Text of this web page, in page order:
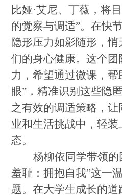
比娅·艾尼、丁薇，将
的觉察与调适”。在快
隐形压力如影随形，
们的身心健康。这个
力，希望通过微课，帮
眼”，精准识别这些隐
之有效的调适策略，
业和生活挑战中，轻
态。
杨柳依同学带领的
羞耻：拥抱自我”这一
题。在大学生成长的